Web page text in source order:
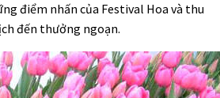
điểm nhấn của Festival Hoa và thu
đến thưởng ngoạn.